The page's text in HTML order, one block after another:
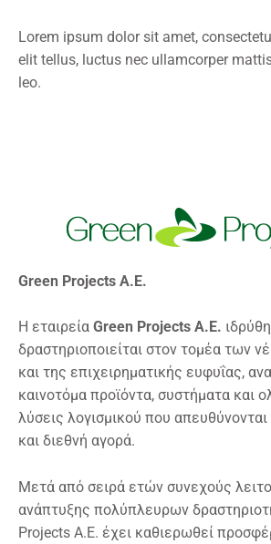
Lorem ipsum dolor sit amet,
elit tellus, luctus nec ullamcorper
leo.
Green Projects Α.Ε.
Η εταιρεία Green Projects A.E.
δραστηριοποιείται στον τομέα των
και της επιχειρηματικής ευφυΐας,
καινοτόμα προϊόντα, συστήματα και
λύσεις λογισμικού που
και διεθνή αγορά.
Μετά από σειρά ετών συνεχούς
ανάπτυξης πολύπλευρων
Projects A.E. έχει καθιερωθεί